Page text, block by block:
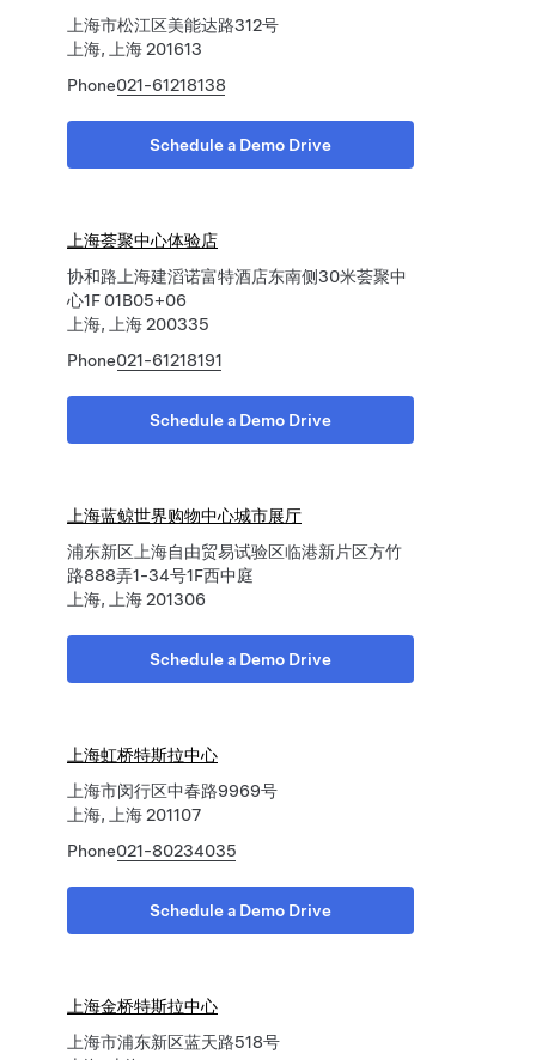
上海市松江区美能达路312号
上海, 上海 201613
Phone021-61218138
Schedule a Demo Drive
上海荟聚中心体验店
协和路上海建滔诺富特酒店东南侧30米荟聚中
心1F 01B05+06
上海, 上海 200335
Phone021-61218191
Schedule a Demo Drive
上海蓝鲸世界购物中心城市展厅
浦东新区上海自由贸易试验区临港新片区方竹
路888弄1-34号1F西中庭
上海, 上海 201306
Schedule a Demo Drive
上海虹桥特斯拉中心
上海市闵行区中春路9969号
上海, 上海 201107
Phone021-80234035
Schedule a Demo Drive
上海金桥特斯拉中心
上海市浦东新区蓝天路518号